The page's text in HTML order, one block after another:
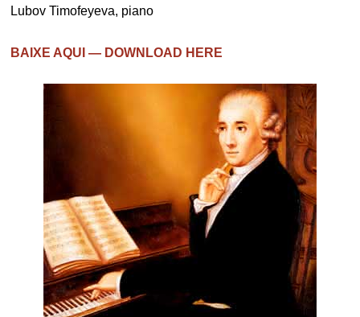
Lubov Timofeyeva, piano
BAIXE AQUI — DOWNLOAD HERE